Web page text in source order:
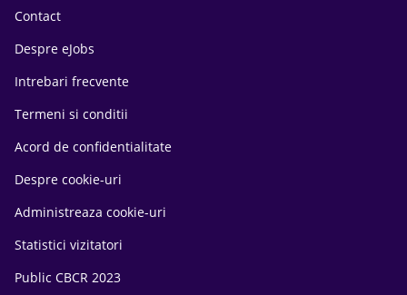
Contact
Despre eJobs
Intrebari frecvente
Termeni si conditii
Acord de confidentialitate
Despre cookie-uri
Administreaza cookie-uri
Statistici vizitatori
Public CBCR 2023